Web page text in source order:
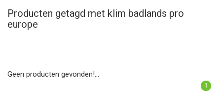
Producten getagd met klim badlands pro
europe
Geen producten gevonden!...
1